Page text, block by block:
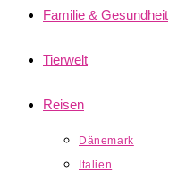
Familie & Gesundheit
Tierwelt
Reisen
Dänemark
Italien